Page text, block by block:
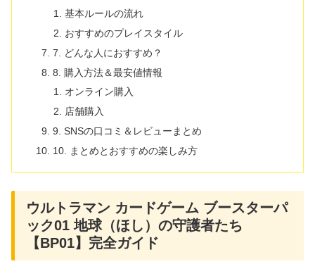
基本ルールの流れ
おすすめのプレイスタイル
7. どんな人におすすめ？
8. 購入方法＆最安値情報
オンライン購入
店舗購入
9. SNSの口コミ＆レビューまとめ
10. まとめとおすすめの楽しみ方
ウルトラマン カードゲーム ブースターパ
ック01 地球（ほし）の守護者たち
【BP01】完全ガイド